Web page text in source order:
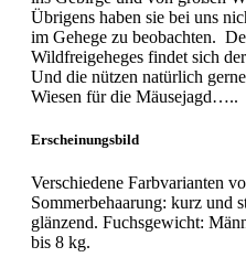
Übrigens haben sie bei uns
im Gehege zu beobachten.
Wildfreigeheges findet sich
Und die nützen natürlich
Wiesen für die Mäusejagd…..
Verschiedene Farbvarianten
Sommerbehaarung: kurz und
glänzend. Fuchsgewicht:
bis 8 kg.